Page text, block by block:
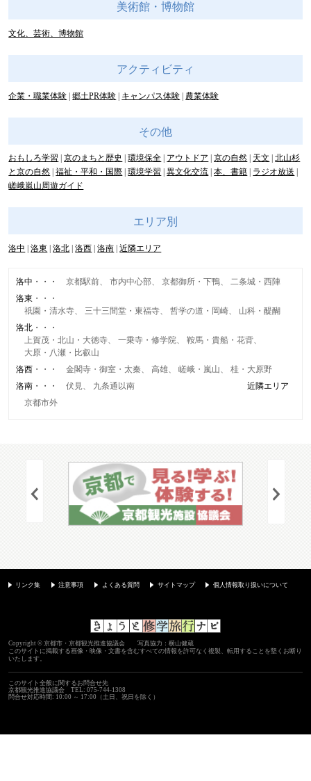
美術館・博物館
文化、芸術、博物館
アクティビティ
企業・職業体験 郷土PR体験 キャンパス体験 農業体験
その他
おもしろ学習 京のまちと歴史 環境保全 アウトドア 京の自然 天文
北山杉
と京の自然 福祉・平和・国際 環境学習 異文化交流 本、書籍
ラジオ放送
嵯峨嵐山周遊ガイド
エリア別
洛中 洛東 洛北 洛西 洛南 近隣エリア
洛中 京都駅前 市内中心部 京都御所・下鴨
二条城・西陣
洛東
祇園・清水寺
三十三間堂・東福寺 哲学の道・岡崎
山科・醍醐
洛北
上賀茂・北山・大徳寺
一乗寺・修学院
鞍馬・貴船・花背
大原・八瀬・比叡山
洛西
金閣寺・御室・太秦 高雄 嵯峨・嵐山
桂・大原野
洛南
伏見 九条通以南
近隣エリア
京都市外
リンク集 注意事項 よくある質問 サイトマップ 個人情報取り扱いについて
Copyright © 京都市・京都観光推進協議会 写真協力：横山健蔵
このサイトに掲載する画像・映像・文書を含むすべての情報を許可なく複製、転用することを堅くお断り
いたします。
このサイト全般に関するお問合せ先
京都観光推進協議会
TEL: 075-744-1308
問合せ対応時間: 10:00 ～ 17:00（土日、祝日を除く）